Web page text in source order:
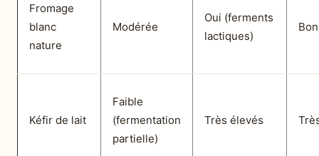
Fromage
blanc
nature
Modérée
Oui (ferments
lactiques)
Kéfir de lait
Faible
(fermentation
partielle)
Très élevés